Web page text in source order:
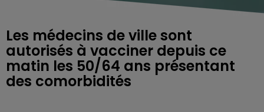
Les médecins de ville sont
autorisés à vacciner depuis ce
matin les 50/64 ans présentant
des comorbidités